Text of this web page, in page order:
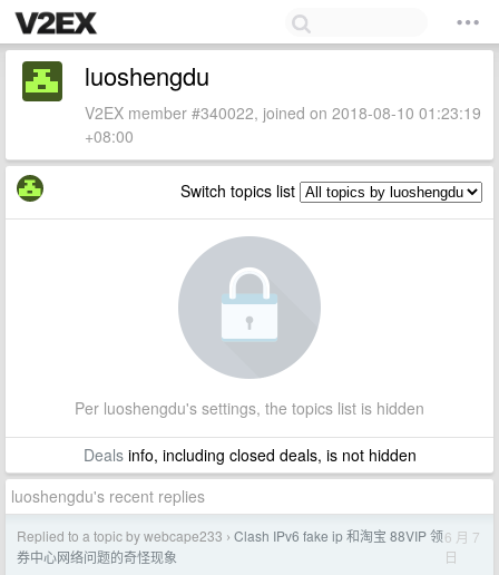
luoshengdu
V2EX member #340022, joined on 2018-08-10 01:23:19
+08:00
Switch topics list
Per luoshengdu's settings, the topics list is hidden
Dealsinfo, including closed deals, is not hidden
luoshengdu's recent replies
Replied to a topic by webcape233 › Clash IPv6 fake ip 和淘宝 88VIP 领
券中心网络问题的奇怪现象
6 月 7
日